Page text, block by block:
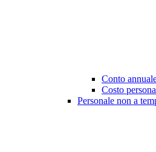
Conto
Costo
Personale non a